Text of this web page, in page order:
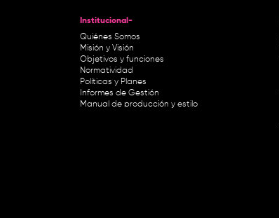
Institucional-
Quiénes Somos
Misión y Visión
Objetivos y funciones
Normatividad
Políticas y Planes
Informes de Gestión
Manual de producción y estilo